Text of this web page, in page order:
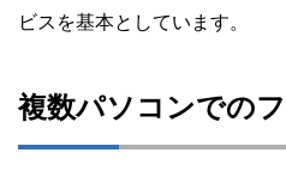
ビスを基本としています。
複数パソコンでの